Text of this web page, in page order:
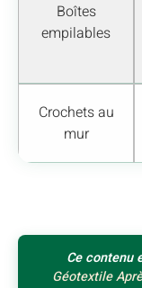
Boîtes
empilables
Crochets au
mur
Ce contenu
Géotextile